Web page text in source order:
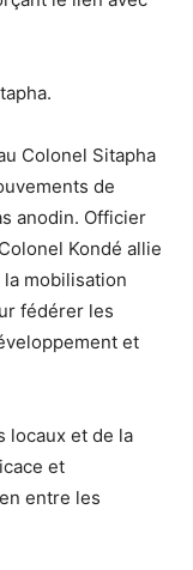
Colonel Sitapha
de
anodin. Officier
Kondé allie
mobilisation
fédérer les
et
locaux et de la
et
entre les